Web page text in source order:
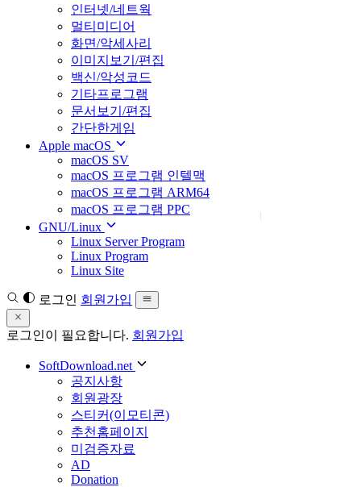
인터넷/네트웍
멀티미디어
화면/악세사리
이미지보기/편집
백신/악성코드
기타프로그램
문서보기/편집
간단한게임
Apple macOS
macOS SV
macOS 프로그램 인텔맥
macOS 프로그램 ARM64
macOS 프로그램 PPC
GNU/Linux
Linux Server Program
Linux Program
Linux Site
로그인 회원가입
로그인이 필요합니다. 회원가입
SoftDownload.net
공지사항
회원광장
스티커(이모티콘)
추천홈페이지
미검증자료
AD
Donation